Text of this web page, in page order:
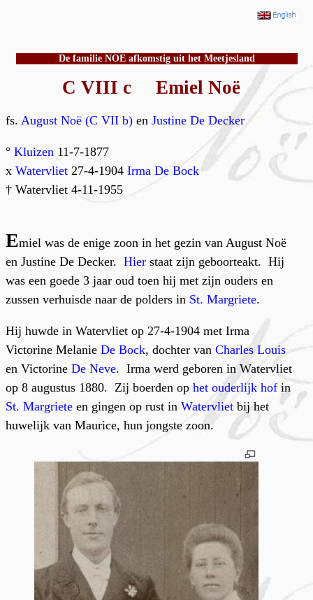
De familie NOE afkomstig uit het Meetjesland
C VIII c Emiel Noë
fs. August Noë (C VII b) en Justine De Decker
° Kluizen 11-7-1877
x Watervliet 27-4-1904 Irma De Bock
† Watervliet 4-11-1955
Emiel was de enige zoon in het gezin van August Noë
en Justine De Decker. Hier staat zijn geboorteakt. Hij
was een goede 3 jaar oud toen hij met zijn ouders en
zussen verhuisde naar de polders in St. Margriete.
Hij huwde in Watervliet op 27-4-1904 met Irma
Victorine Melanie De Bock, dochter van Charles Louis
en Victorine De Neve. Irma werd geboren in Watervliet
op 8 augustus 1880. Zij boerden op het ouderlijk hof in
St. Margriete en gingen op rust in Watervliet bij het
huwelijk van Maurice, hun jongste zoon.